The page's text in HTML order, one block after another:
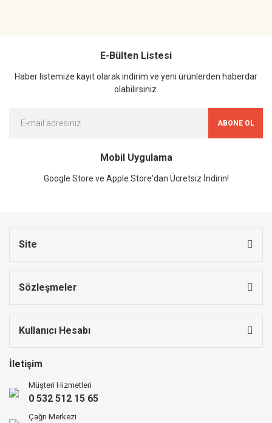
E-Bülten Listesi
Haber listemize kayıt olarak indirim ve yeni ürünlerden haberdar
olabilirsiniz.
ABONE OL
Mobil Uygulama
Google Store ve Apple Store'dan Ücretsiz İndirin!
Site
Sözleşmeler
Kullanıcı Hesabı
İletişim
Müşteri Hizmetleri
0 532 512 15 65
Çağrı Merkezi